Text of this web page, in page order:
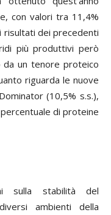
con valori tra 11,4%
risultati dei precedenti
più produttivi però
un tenore proteico
riguarda le nuove
(10,5% s.s.),
di proteine
sulla stabilità del
ambienti della